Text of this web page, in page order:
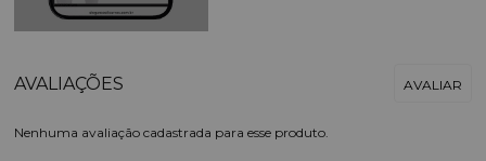
Nenhuma avaliação cadastrada para esse produto.